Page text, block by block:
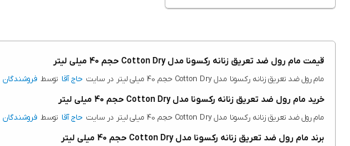
قیمت مام رول ضد تعریق زنانه رکسونا مدل Cotton Dry حجم 40 میلی لیتر
مام رول ضد تعریق زنانه رکسونا مدل Cotton Dry حجم 40 میلی لیتر در سایت حاج آقا توسط فروشندگان
خرید مام رول ضد تعریق زنانه رکسونا مدل Cotton Dry حجم 40 میلی لیتر
مام رول ضد تعریق زنانه رکسونا مدل Cotton Dry حجم 40 میلی لیتر در سایت حاج آقا توسط فروشندگان
برند مام رول ضد تعریق زنانه رکسونا مدل Cotton Dry حجم 40 میلی لیتر